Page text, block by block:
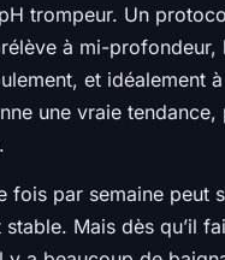
trompeur. Un
à mi-profondeur,
et idéalement
une vraie tendance,
fois par semaine peut
Mais dès qu’il